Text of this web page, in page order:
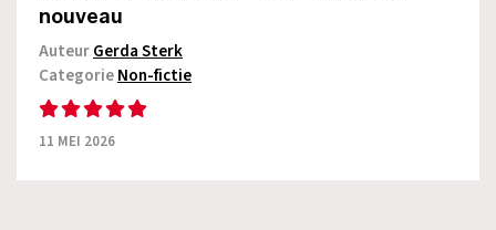
nouveau
AuteurGerda Sterk
CategorieNon-fictie
11 MEI 2026